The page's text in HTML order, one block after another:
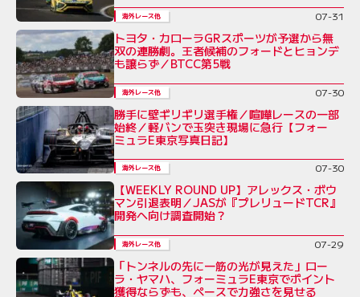
海外レース他 07-31
トヨタ・カローラGRスポーツが予選から無
双の連勝劇。王者候補のフォードとヒョンデ
も譲らず／BTCC第5戦
海外レース他 07-30
勝手に壁ギリギリ選手権／喧嘩レースの一部
始終／軽バンで玉突き現場に急行【フォー
ミュラE東京写真日記】
海外レース他 07-30
【WEEKLY ROUND UP】アレックス・ボウ
マン引退表明／JASが『プレリュードTCR』
開発へ向け調査開始？
海外レース他 07-29
「トンネルの先に一筋の光が見えた」ロー
ラ・ヤマハ、フォーミュラE東京でポイント
獲得ならずも、ペースで力強さを見せる